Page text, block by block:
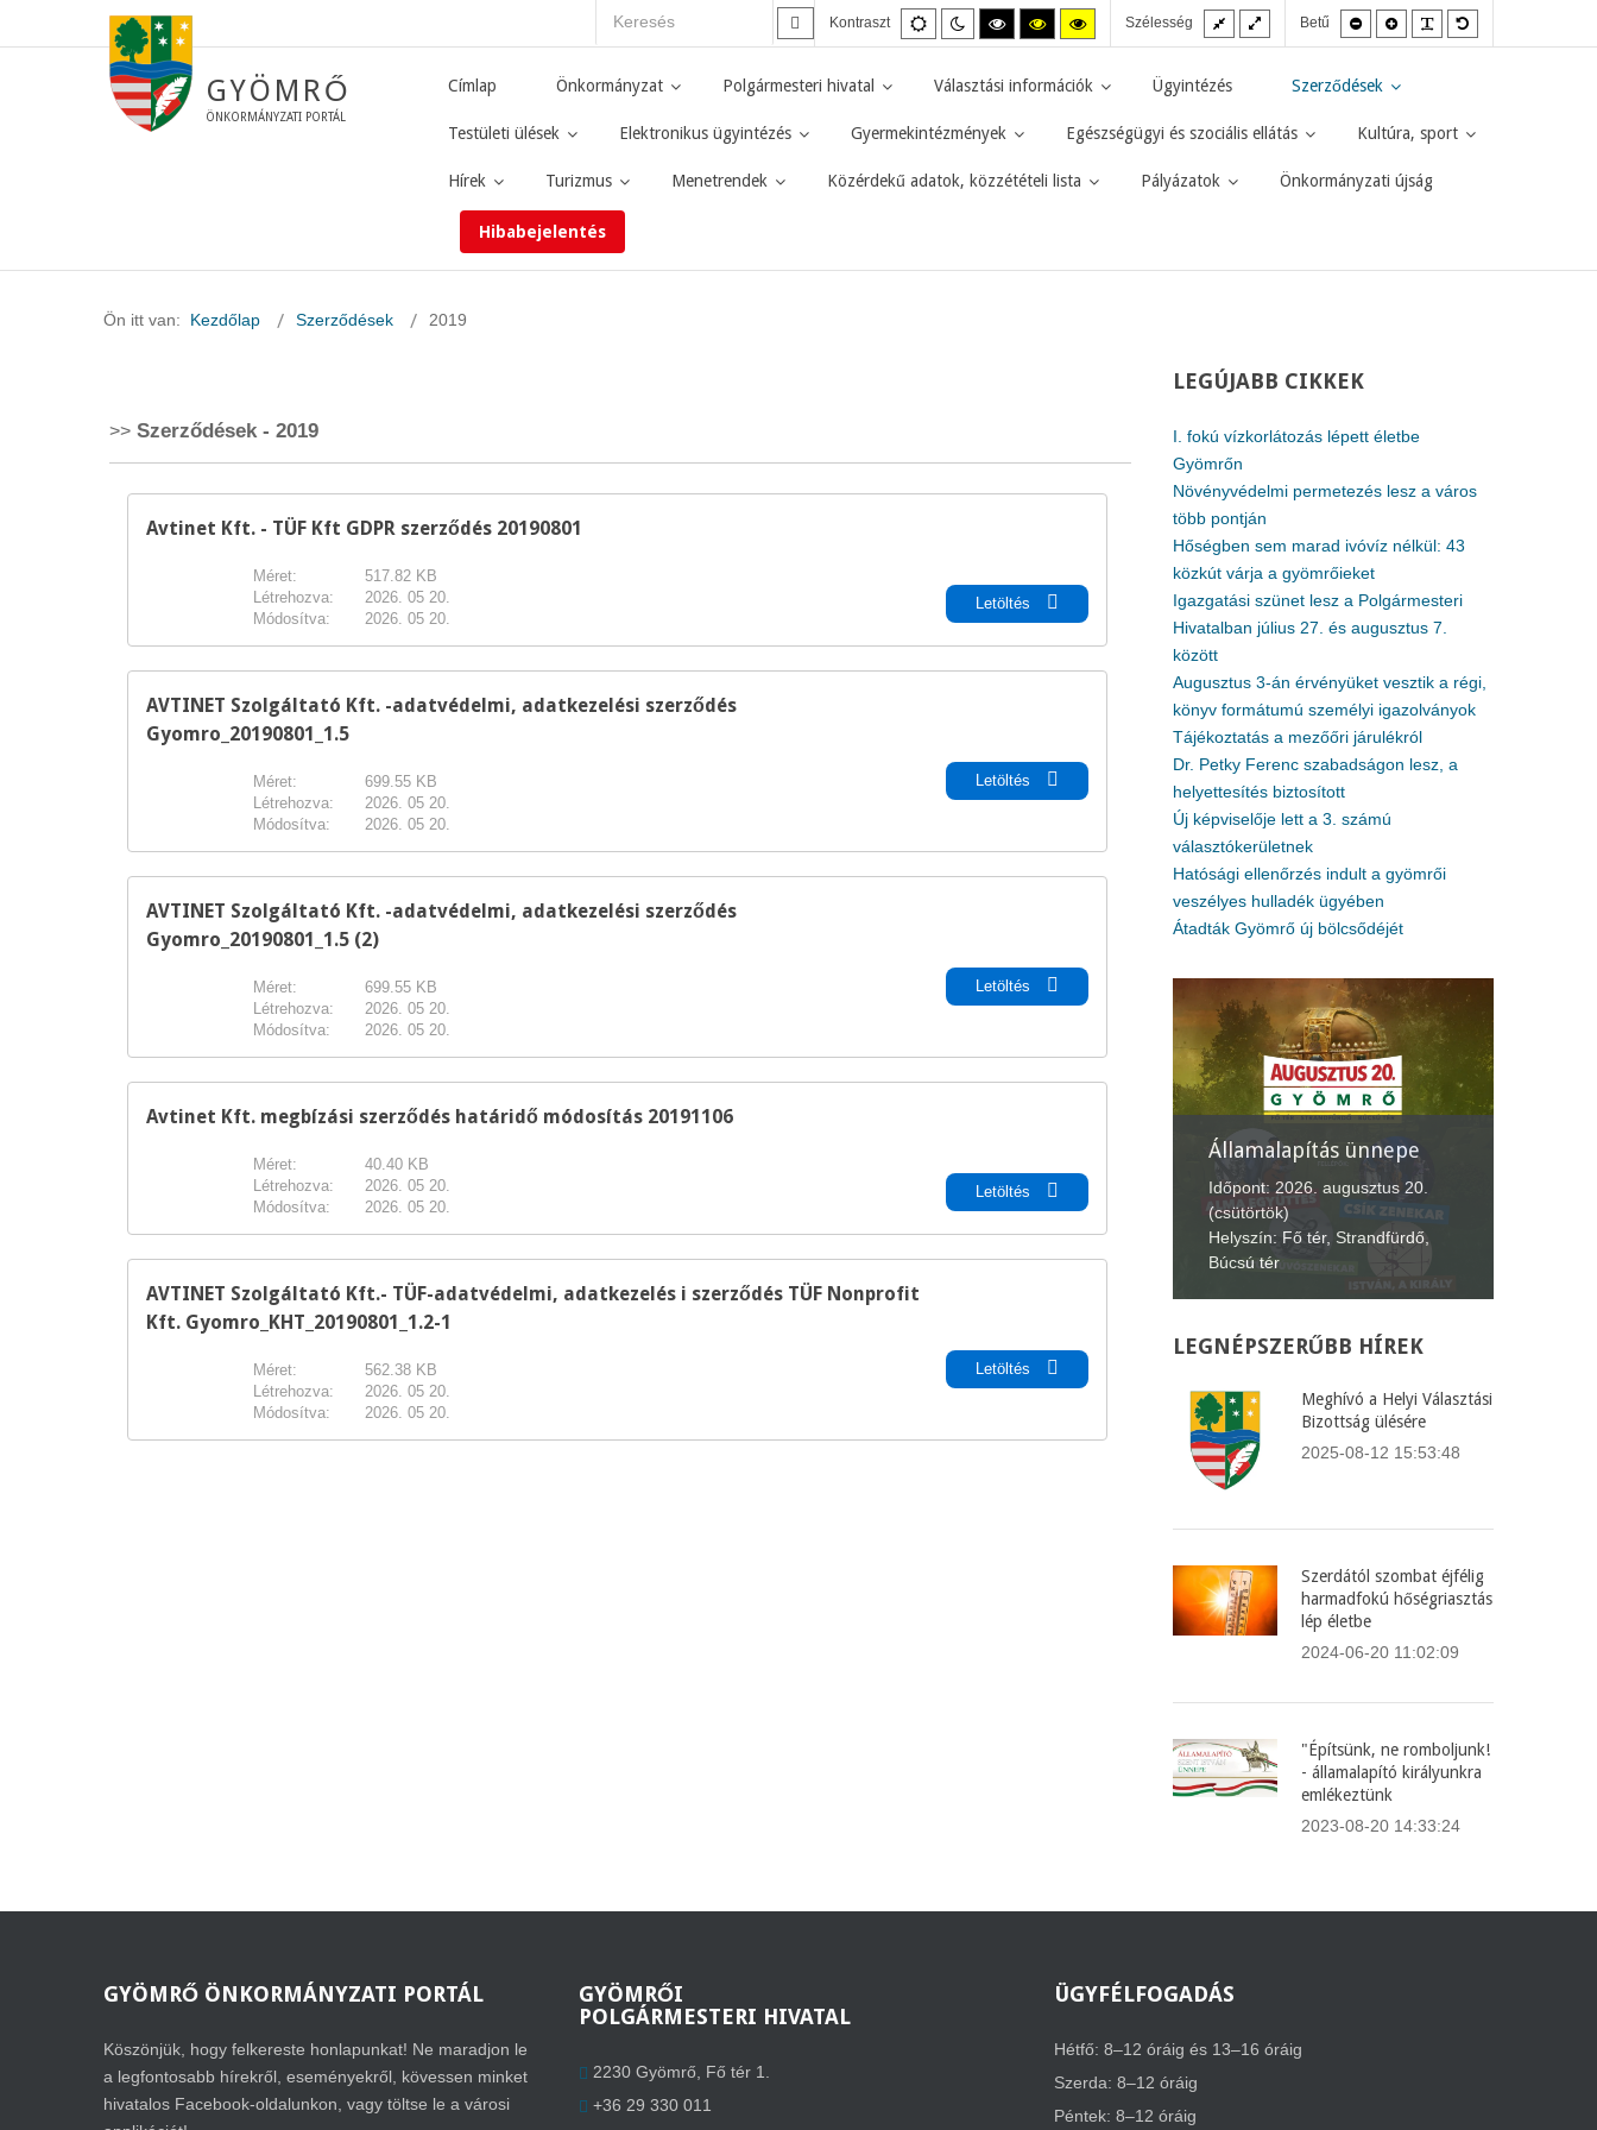
Kontraszt
Alapértelmezett
mód
Éjszakai
mód
Magas
kontraszt
mód.
Magas
kontraszt
mód.
Magas
kontraszt
mód.
Szélesség
Fix
elrendezés
Széles
elrendezés
Betű
Kisebb
betűméret
Nagyobb
betűméret
GYÖMRŐ
ÖNKORMÁNYZATI PORTÁL
Címlap Önkormányzat Polgármesteri hivatal Választási információk Ügyintézés Szerződések
Testületi ülések Elektronikus ügyintézés Gyermekintézmények Egészségügyi és szociális ellátás Kultúra, sport
Hírek Turizmus Menetrendek Közérdekű adatok, közzétételi lista Pályázatok Önkormányzati újság
Hibabejelentés
Ön itt van: Kezdőlap Szerződések 2019
Szerződések - 2019
Avtinet Kft. - TÜF Kft GDPR szerződés 20190801
Méret:
517.82 KB
Létrehozva:
2026. 05 20.
Módosítva:
2026. 05 20.
Letöltés
AVTINET Szolgáltató Kft. -adatvédelmi, adatkezelési szerződés
Gyomro_20190801_1.5
Méret:
699.55 KB
Létrehozva:
2026. 05 20.
Módosítva:
2026. 05 20.
Letöltés
AVTINET Szolgáltató Kft. -adatvédelmi, adatkezelési szerződés
Gyomro_20190801_1.5 (2)
Méret:
699.55 KB
Létrehozva:
2026. 05 20.
Módosítva:
2026. 05 20.
Letöltés
Avtinet Kft. megbízási szerződés határidő módosítás 20191106
Méret:
40.40 KB
Létrehozva:
2026. 05 20.
Módosítva:
2026. 05 20.
Letöltés
AVTINET Szolgáltató Kft.- TÜF-adatvédelmi, adatkezelés i szerződés TÜF Nonprofit
Kft. Gyomro_KHT_20190801_1.2-1
Méret:
562.38 KB
Létrehozva:
2026. 05 20.
Módosítva:
2026. 05 20.
Letöltés
LEGÚJABB CIKKEK
I. fokú vízkorlátozás lépett életbe
Gyömrőn
Növényvédelmi permetezés lesz a város
több pontján
Hőségben sem marad ivóvíz nélkül: 43
közkút várja a gyömrőieket
Igazgatási szünet lesz a Polgármesteri
Hivatalban július 27. és augusztus 7.
között
Augusztus 3-án érvényüket vesztik a régi,
könyv formátumú személyi igazolványok
Tájékoztatás a mezőőri járulékról
Dr. Petky Ferenc szabadságon lesz, a
helyettesítés biztosított
Új képviselője lett a 3. számú
választókerületnek
Hatósági ellenőrzés indult a gyömrői
veszélyes hulladék ügyében
Átadták Gyömrő új bölcsődéjét
Időpont: 2026. július 3-4.
(péntek-szombat)
Helyszín: Különböző
programhelyszínek
Államalapítás ünnepe
Időpont: 2026. augusztus 20.
(csütörtök)
Helyszín: Fő tér, Strandfürdő,
Búcsú tér
LEGNÉPSZERŰBB HÍREK
Meghívó a Helyi Választási
Bizottság ülésére
2025-08-12 15:53:48
Szerdától szombat éjfélig
harmadfokú hőségriasztás
lép életbe
2024-06-20 11:02:09
"Építsünk, ne romboljunk!
- államalapító királyunkra
emlékeztünk
2023-08-20 14:33:24
GYÖMRŐ ÖNKORMÁNYZATI PORTÁL
Köszönjük, hogy felkereste honlapunkat! Ne maradjon le
a legfontosabb hírekről, eseményekről, kövessen minket
hivatalos Facebook-oldalunkon, vagy töltse le a városi
GYÖMRŐI
POLGÁRMESTERI HIVATAL
2230 Gyömrő, Fő tér 1.
+36 29 330 011
ÜGYFÉLFOGADÁS
Hétfő: 8–12 óráig és 13–16 óráig
Szerda: 8–12 óráig
Péntek: 8–12 óráig